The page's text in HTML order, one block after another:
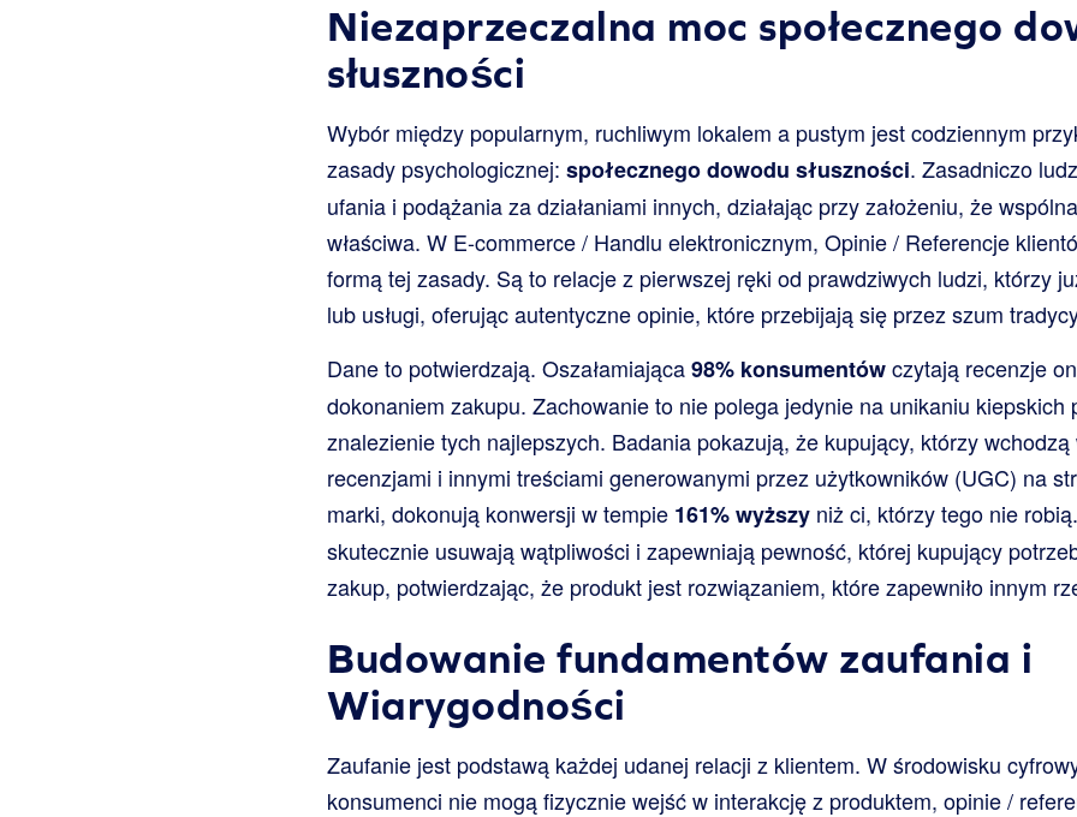
Niezaprzeczalna moc społecznego
słuszności
Wybór między popularnym, ruchliwym lokalem a pustym jest codziennym
zasady psychologicznej: społecznego dowodu słuszności. Zasadniczo
ufania i podążania za działaniami innych, działając przy założeniu, że
właściwa. W E-commerce / Handlu elektronicznym, Opinie / Referencje
formą tej zasady. Są to relacje z pierwszej ręki od prawdziwych ludzi, którzy
lub usługi, oferując autentyczne opinie, które przebijają się przez szum
Dane to potwierdzają. Oszałamiająca98% konsumentówczytają recenzje
dokonaniem zakupu. Zachowanie to nie polega jedynie na unikaniu kiepskich
znalezienie tych najlepszych. Badania pokazują, że kupujący, którzy
recenzjami i innymi treściami generowanymi przez użytkowników (UGC) na
marki, dokonują konwersji w tempie 161% wyższy niż ci, którzy tego nie
skutecznie usuwają wątpliwości i zapewniają pewność, której kupujący
zakup, potwierdzając, że produkt jest rozwiązaniem, które zapewniło innym
Budowanie fundamentów zaufania i
Wiarygodności
Zaufanie jest podstawą każdej udanej relacji z klientem. W środowisku
konsumenci nie mogą fizycznie wejść w interakcję z produktem, opinie /